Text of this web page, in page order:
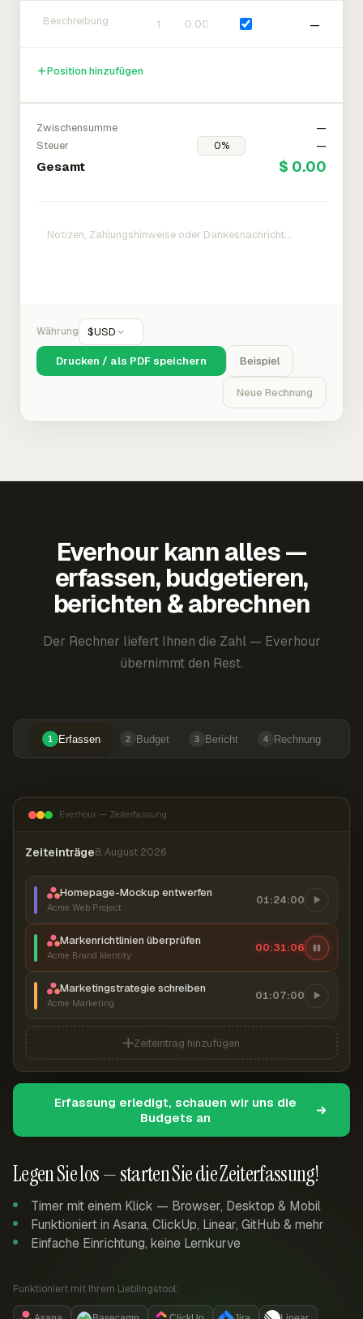
—
Position hinzufügen
Zwischensumme
—
Steuer
—
Gesamt $ 0.00
Währung $USD
Drucken / als PDF speichern Beispiel
Neue Rechnung
Everhour kann alles —
erfassen, budgetieren,
berichten & abrechnen
Der Rechner liefert Ihnen die Zahl — Everhour
übernimmt den Rest.
1 Erfassen 2 Budget 3 Bericht 4 Rechnung
Legen Sie los — starten Sie die Zeiterfassung!
Timer mit einem Klick — Browser, Desktop & Mobil
Funktioniert in Asana, ClickUp, Linear, GitHub & mehr
Einfache Einrichtung, keine Lernkurve
Funktioniert mit Ihrem Lieblingstool:
Everhour — Zeiterfassung
Zeiteinträge8. August 2026
Homepage-Mockup entwerfen
Acme Web Project
01:24:00
Markenrichtlinien überprüfen
Acme Brand Identity
00:31:07
Marketingstrategie schreiben
Acme Marketing
01:07:00
Zeiteintrag hinzufügen
Erfassung erledigt, schauen wir uns die
Budgets an